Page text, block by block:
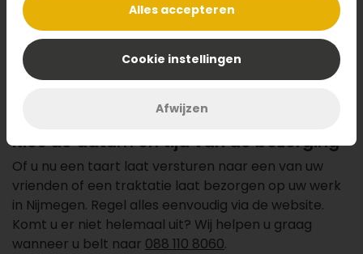
diverse originele traktaties door heel Nijmegen. Gaat
u binnenkort starten bij een nieuwe functie en wilt u
al uw collega’s bedanken? Met een traktatie zoals
feestelijke petit fours of heerlijke tompoucen
vergeten ze u niet zomaar. Ook hierop is het mogelijk
om een leuke foto of een logo te plaatsen.
Kies de datum en tijd van de bezorging
Of u nu een taart laat versturen naar een van uw
vrienden of een traktatie laat bezorgen op uw werk
in Nijmegen. Regel alles eenvoudig via de website.
Komt u er niet helemaal uit? Wij helpen u graag
wanneer u belt naar 088 110 8060.
Alles accepteren
Cookie instellingen
Afwijzen